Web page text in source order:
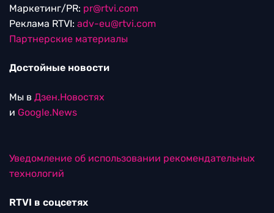
Маркетинг/PR: pr@rtvi.com
Реклама RTVI: adv-eu@rtvi.com
Партнерские материалы
Достойные новости
Мы в Дзен.Новостях
и Google.News
Уведомление об использовании рекомендательных
технологий
RTVI в соцсетях